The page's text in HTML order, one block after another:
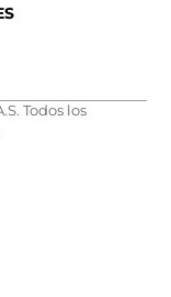
Todos los